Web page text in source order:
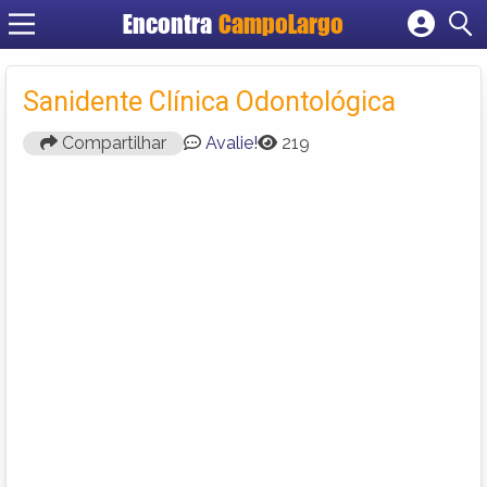
Encontra CampoLargo
Cadastrar empresa
Criar conta
Sanidente Clínica Odontológica
Compartilhar Avalie! 219